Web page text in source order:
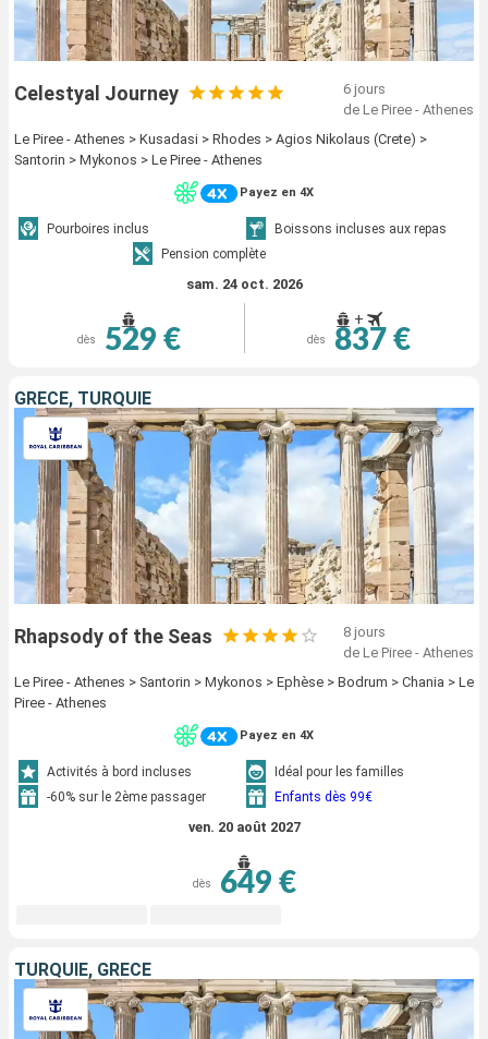
Celestyal Journey
6 jours
de Le Piree - Athenes
Le Piree - Athenes > Kusadasi > Rhodes > Agios Nikolaus (Crete) >
Santorin > Mykonos > Le Piree - Athenes
Payez en 4X
Pourboires inclus
Boissons incluses aux repas
Pension complète
sam. 24 oct. 2026
dès 529 €
+
dès 837 €
GRÈCE, TURQUIE
Rhapsody of the Seas
8 jours
de Le Piree - Athenes
Le Piree - Athenes > Santorin > Mykonos > Ephèse > Bodrum > Chania > Le
Piree - Athenes
Payez en 4X
Activités à bord incluses
Idéal pour les familles
-60% sur le 2ème passager
Enfants dès 99€
ven. 20 août 2027
dès 649 €
TURQUIE, GRÈCE